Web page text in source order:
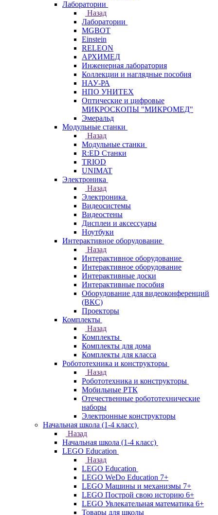
Лаборатории
Назад
Лаборатории
MGBOT
Einstein
RELEON
АРХИМЕД
Инженерная лаборатория
Коллекции и наглядные пособия
НАУ-РА
НПО УНИТЕХ
Оптические и цифровые
МИКРОСКОПЫ "МИКРОМЕД"
Эмеральд
Модульные станки
Назад
Модульные станки
R:ED Станки
TRIOD
UNIMAT
Электроника
Назад
Электроника
Видеосистемы
Видеостены
Дисплеи и аксессуары
Ноутбуки
Интерактивное оборудование
Назад
Интерактивное оборудование
Интерактивное оборудование
Интерактивные доски
Интерактивные пособия
Оборудование для видеоконференций
(ВКС)
Проекторы
Комплекты
Назад
Комплекты
Комплекты для дома
Комплекты для класса
Робототехника и конструкторы
Назад
Робототехника и конструкторы
Мобильные РТК
Отечественные робототехнические
наборы
Электронные конструкторы
Начальная школа (1-4 класс)
Назад
Начальная школа (1-4 класс)
LEGO Education
Назад
LEGO Education
LEGO WeDo Education 7+
LEGO Машины и механизмы 7+
LEGO Построй свою историю 6+
LEGO Увлекательная математика 6+
Товары для школы